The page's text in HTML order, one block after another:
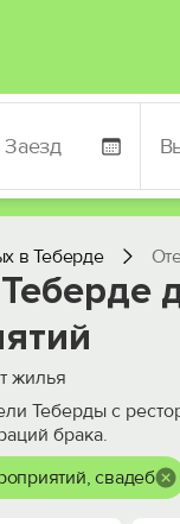
в Теберде
жилья
Теберды с
брака.
свадеб